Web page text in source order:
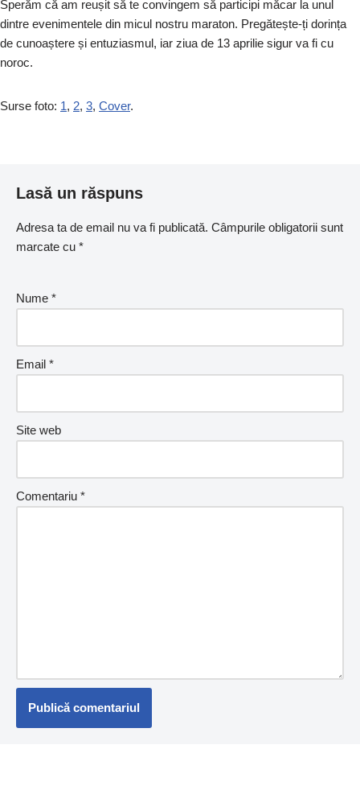
Sperăm că am reușit să te convingem să participi măcar la unul
dintre evenimentele din micul nostru maraton. Pregătește-ți dorința
de cunoaștere și entuziasmul, iar ziua de 13 aprilie sigur va fi cu
noroc.
Surse foto: 1, 2, 3, Cover.
Lasă un răspuns
Adresa ta de email nu va fi publicată. Câmpurile obligatorii sunt
marcate cu *
Nume *
Email *
Site web
Comentariu *